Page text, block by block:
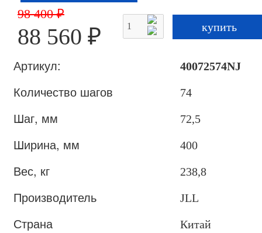
98 400 ₽
88 560 ₽
Артикул: 40072574NJ
Количество шагов 74
Шаг, мм 72,5
Ширина, мм 400
Вес, кг 238,8
Производитель JLL
Страна Китай